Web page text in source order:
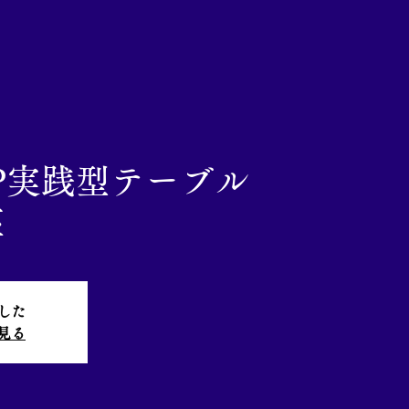
践型テーブル
た
る